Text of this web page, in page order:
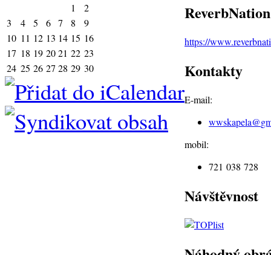
1
2
3
4 5 6 7 8
9
10 11 12 13 14 15 16
17 18 19 2021 22 23
24 25 26 27 28 29 30
ReverbNation
https://
Kontakty
E-mail:
wwskapela@
mobil:
721 038 728
Návštěvnost